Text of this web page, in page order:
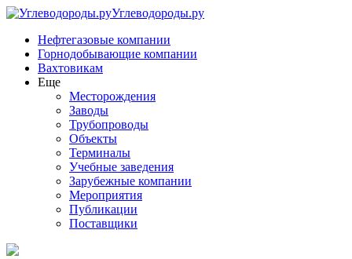
Углеводороды.ру
Нефтегазовые компании
Горнодобывающие компании
Вахтовикам
Еще
Месторождения
Заводы
Трубопроводы
Объекты
Терминалы
Учебные заведения
Зарубежные компании
Мероприятия
Публикации
Поставщики